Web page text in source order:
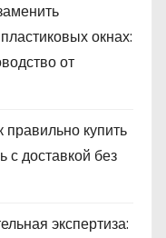
окнах:
от
правильно купить
с доставкой без
экспертиза: